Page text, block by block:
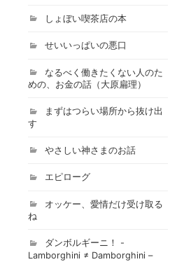
しょぼい喫茶店の本
せいいっぱいの悪口
なるべく働きたくない人のた
めの、お金の話（大原扁理）
まずはつらい場所から抜け出
す
やさしい神さまのお話
エピローグ
オッケー、愛情だけ受け取る
ね
ダンボルギーニ！ -
Lamborghini ≠ Damborghini –